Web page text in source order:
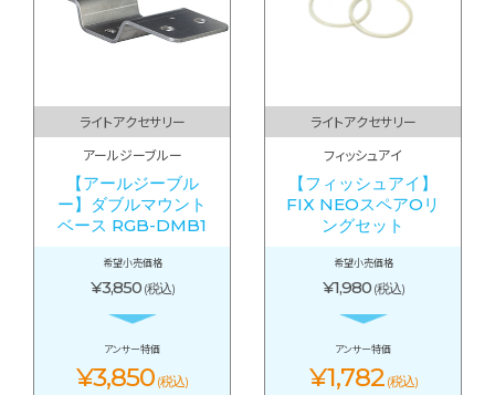
ライトアクセサリー
アールジーブルー
【アールジーブル
ー】ダブルマウント
ベース RGB-DMB1
希望小売価格
¥3,850 (税込)
アンサー特価
¥3,850 (税込)
ライトアクセサリー
フィッシュアイ
【フィッシュアイ】
FIX NEOスペアOリ
ングセット
希望小売価格
¥1,980 (税込)
アンサー特価
¥1,782 (税込)